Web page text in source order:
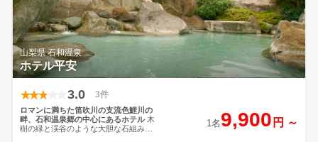
山梨県 石和温泉
ホテル平安
3.0 3件
ロマンに満ちた笛吹川の支流色鯉川の
畔、石和温泉郷の中心にあるホテル木
樹の緑と渓谷のような大胆な石組みが
1名 9,900 円 ～